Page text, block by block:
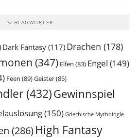
SCHLAGWÖRTER
Dark Fantasy (117) Drachen (178)
(347) Elfen (83) Engel (149)
Feen (89)Geister(85)
(432)Gewinnspiel
(150) Griechische Mythologie
(286) High Fantasy